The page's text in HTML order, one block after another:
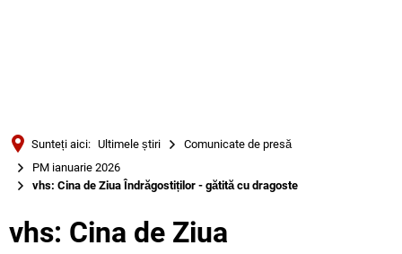
Български
Sunteți aici: Ultimele știri
Comunicate de presă
PM ianuarie 2026
vhs: Cina de Ziua Îndrăgostiților - gătită cu dragoste
vhs: Cina de Ziua